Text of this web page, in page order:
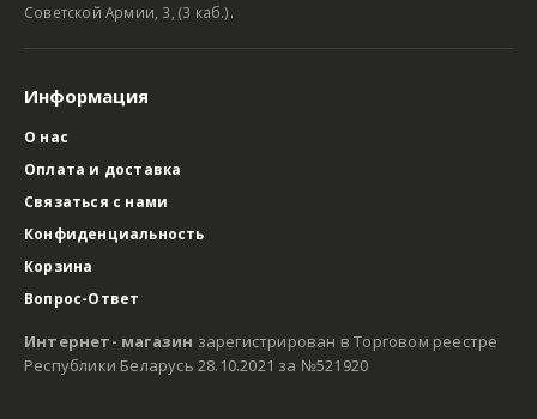
Советской Армии, 3, (3 каб.).
Информация
О нас
Оплата и доставка
Связаться с нами
Конфиденциальность
Корзина
Вопрос-Ответ
Интернет- магазин зарегистрирован в Торговом реестре
Республики Беларусь 28.10.2021 за №521920